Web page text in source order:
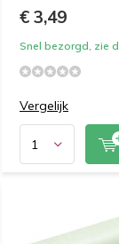
€ 3,49
Snel bezorgd, zie
Vergelijk